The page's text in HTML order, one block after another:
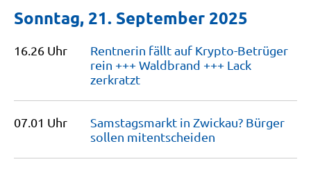
Sonntag, 21. September 2025
16.26 Uhr
Rentnerin fällt auf Krypto-Betrüger
rein +++ Waldbrand +++ Lack
zerkratzt
07.01 Uhr
Samstagsmarkt in Zwickau? Bürger
sollen mitentscheiden